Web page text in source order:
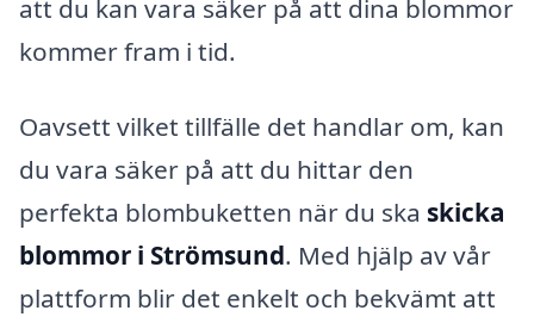
att du kan vara säker på att dina blommor
kommer fram i tid.
Oavsett vilket tillfälle det handlar om, kan
du vara säker på att du hittar den
perfekta blombuketten när du ska skicka
blommor i Strömsund. Med hjälp av vår
plattform blir det enkelt och bekvämt att